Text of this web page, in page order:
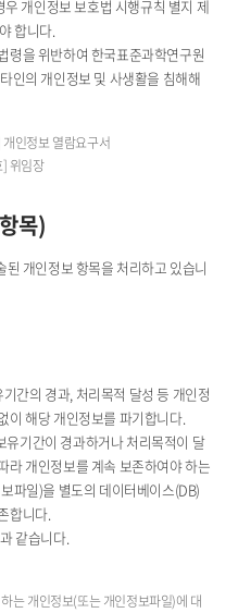
개인정보 보호법 시행규칙 별지 제
합니다.
령을 위반하여 한국표준과학연구원
인의 개인정보 및 사생활을 침해해
인정보 열람요구서
위임장
목)
개인정보 항목을 처리하고 있습니
간의 경과, 처리목적 달성 등 개인정
이 해당 개인정보를 파기합니다.
기간이 경과하거나 처리목적이 달
라 개인정보를 계속 보존하여야 하는
파일)을 별도의 데이터베이스(DB)
합니다.
같습니다.
는 개인정보(또는 개인정보파일)에 대